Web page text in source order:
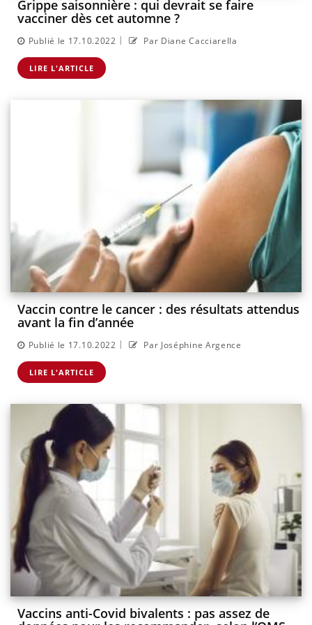
Grippe saisonnière : qui devrait se faire
vacciner dès cet automne ?
Publié le 17.10.2022 | Par Diane Cacciarella
LIRE L'ARTICLE
Vaccin contre le cancer : des résultats attendus
avant la fin d’année
Publié le 17.10.2022 | Par Joséphine Argence
LIRE L'ARTICLE
Vaccins anti-Covid bivalents : pas assez de